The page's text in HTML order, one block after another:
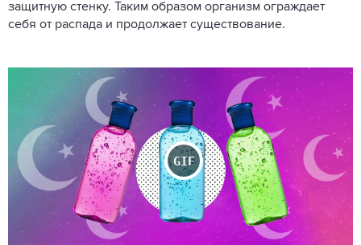
защитную стенку. Таким образом организм ограждает
себя от распада и продолжает существование.